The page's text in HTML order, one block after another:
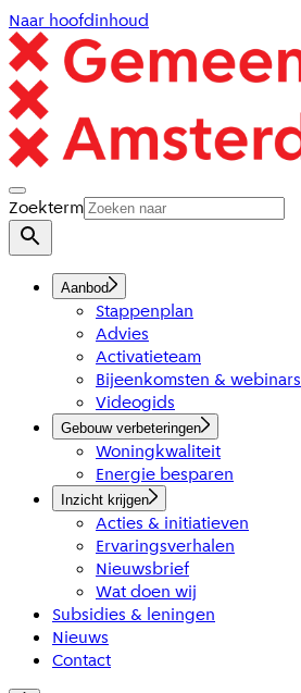
Naar hoofdinhoud
Zoekterm
Aanbod
Stappenplan
Advies
Activatieteam
Bijeenkomsten & webinars
Videogids
Gebouw verbeteringen
Woningkwaliteit
Energie besparen
Inzicht krijgen
Acties & initiatieven
Ervaringsverhalen
Nieuwsbrief
Wat doen wij
Subsidies & leningen
Nieuws
Contact